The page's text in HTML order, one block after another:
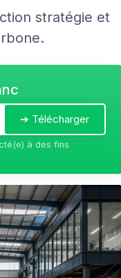
stratégie et
➔ Télécharger
à des fins